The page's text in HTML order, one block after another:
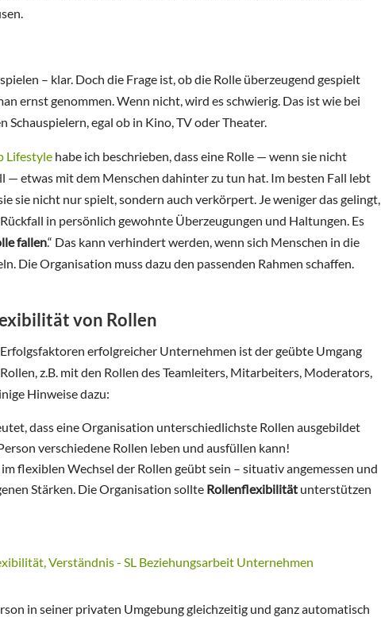
– klar. Doch die Frage ist, ob die Rolle überzeugend gespielt
ernst genommen. Wenn nicht, wird es schwierig. Das ist wie bei
Schauspielern, egal ob in Kino, TV oder Theater.
Lifestyle habe ich beschrieben, dass eine Rolle — wenn sie nicht
— etwas mit dem Menschen dahinter zu tun hat. Im besten Fall lebt
sie nicht nur spielt, sondern auch verkörpert. Je weniger das gelingt,
in persönlich gewohnte Überzeugungen und Haltungen. Es
fallen.“ Das kann verhindert werden, wenn sich Menschen in die
Die Organisation muss dazu den passenden Rahmen schaffen.
von Rollen
erfolgreicher Unternehmen ist der geübte Umgang
z.B. mit den Rollen des Teamleiters, Mitarbeiters, Moderators,
Hinweise dazu:
dass eine Organisation unterschiedlichste Rollen ausgebildet
verschiedene Rollen leben und ausfüllen kann!
im flexiblen Wechsel der Rollen geübt sein – situativ angemessen und
Stärken. Die Organisation sollte Rollenflexibilität unterstützen
in seiner privaten Umgebung gleichzeitig und ganz automatisch